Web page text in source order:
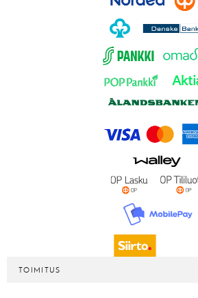
TOIMITUS